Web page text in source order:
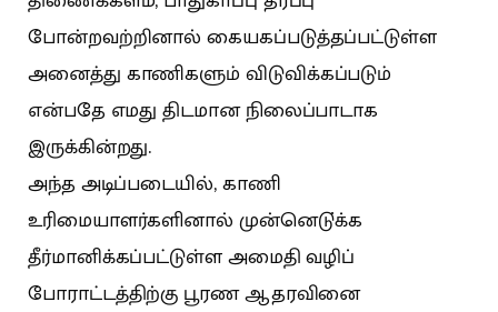
போன்றவற்றினால் கையகப்படுத்தப்பட்டுள்ள
அனைத்து காணிகளும் விடுவிக்கப்படும்
என்பதே எமது திடமான நிலைப்பாடாக
இருக்கின்றது.
அந்த அடிப்படையில், காணி
உரிமையாளர்களினால் முன்னெடு்க்க
தீர்மானிக்கப்பட்டுள்ள அமைதி வழிப்
போராட்டத்திற்கு பூரண ஆதரவினை